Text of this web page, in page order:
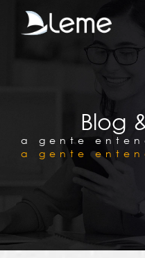
Blog
a gente
a gente